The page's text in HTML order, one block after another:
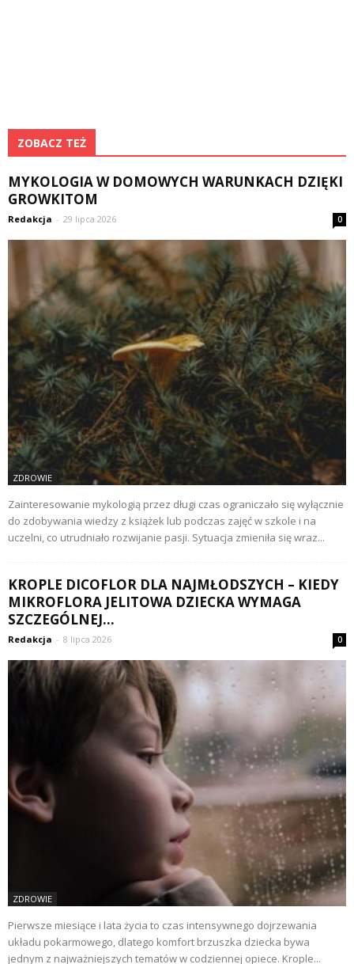
ZOBACZ TEŻ
MYKOLOGIA W DOMOWYCH WARUNKACH DZIĘKI
GROWKITOM
Redakcja - 29 lipca 2026 0
ZDROWIE
Zainteresowanie mykologią przez długi czas ograniczało się wyłącznie
do zdobywania wiedzy z książek lub podczas zajęć w szkole i na
uczelni, co utrudniało rozwijanie pasji. Sytuacja zmieniła się wraz...
KROPLE DICOFLOR DLA NAJMŁODSZYCH – KIEDY
MIKROFLORA JELITOWA DZIECKA WYMAGA
SZCZEGÓLNEJ...
Redakcja - 8 lipca 2026 0
ZDROWIE
Pierwsze miesiące i lata życia to czas intensywnego dojrzewania
układu pokarmowego, dlatego komfort brzuszka dziecka bywa
jednym z najważniejszych tematów w codziennej opiece. Krople...